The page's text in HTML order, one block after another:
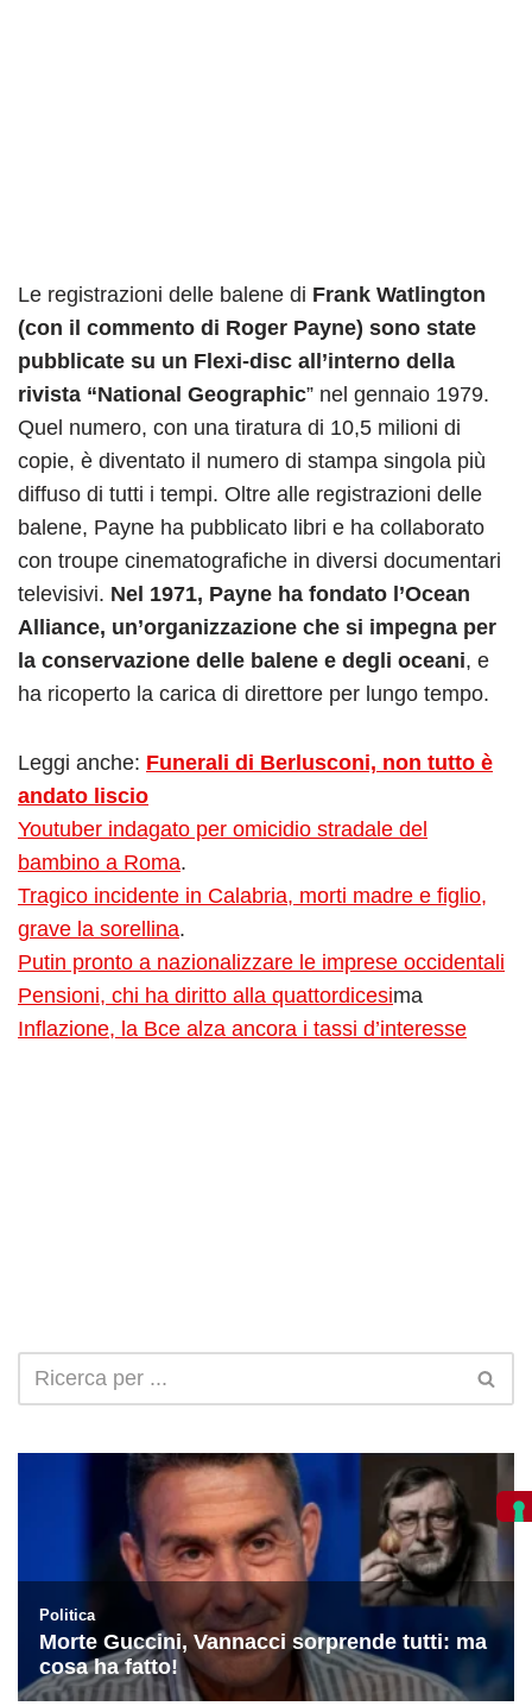
Le registrazioni delle balene di Frank Watlington
(con il commento di Roger Payne) sono state
pubblicate su un Flexi-disc all’interno della
rivista “National Geographic” nel gennaio 1979.
Quel numero, con una tiratura di 10,5 milioni di
copie, è diventato il numero di stampa singola più
diffuso di tutti i tempi. Oltre alle registrazioni delle
balene, Payne ha pubblicato libri e ha collaborato
con troupe cinematografiche in diversi documentari
televisivi. Nel 1971, Payne ha fondato l’Ocean
Alliance, un’organizzazione che si impegna per
la conservazione delle balene e degli oceani, e
ha ricoperto la carica di direttore per lungo tempo.
Leggi anche: Funerali di Berlusconi, non tutto è
andato liscio
Youtuber indagato per omicidio stradale del
bambino a Roma.
Tragico incidente in Calabria, morti madre e figlio,
grave la sorellina.
Putin pronto a nazionalizzare le imprese occidentali
Pensioni, chi ha diritto alla quattordicesima
Inflazione, la Bce alza ancora i tassi d’interesse